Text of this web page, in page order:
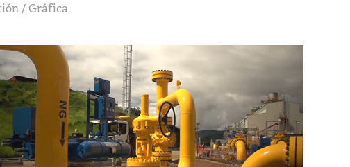
/ Gráfica